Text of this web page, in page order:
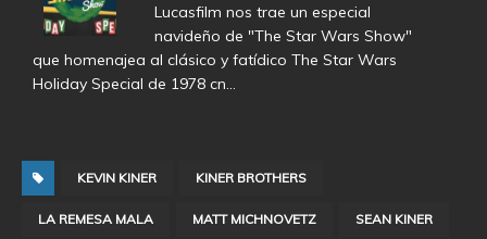
Lucasfilm nos trae un especial
navideño de "The Star Wars Show"
que homenajea al clásico y fatídico The Star Wars
Holiday Special de 1978 cn…
KEVIN KINER KINER BROTHERS
LA REMESA MALA MATT MICHNOVETZ SEAN KINER